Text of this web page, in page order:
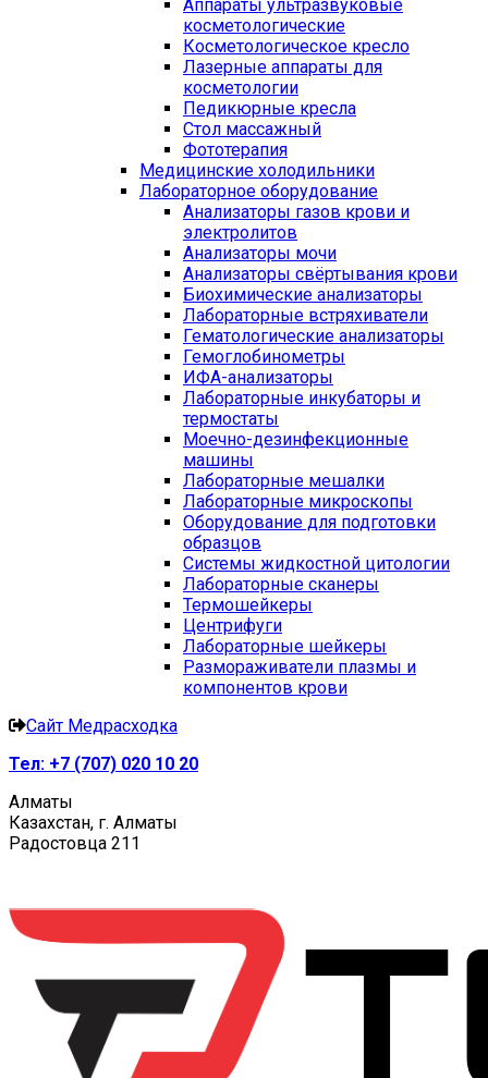
Аппараты ультразвуковые
косметологические
Косметологическое кресло
Лазерные аппараты для
косметологии
Педикюрные кресла
Стол массажный
Фототерапия
Медицинские холодильники
Лабораторное оборудование
Анализаторы газов крови и
электролитов
Анализаторы мочи
Анализаторы свёртывания крови
Биохимические анализаторы
Лабораторные встряхиватели
Гематологические анализаторы
Гемоглобинометры
ИФА-анализаторы
Лабораторные инкубаторы и
термостаты
Моечно-дезинфекционные
машины
Лабораторные мешалки
Лабораторные микроскопы
Оборудование для подготовки
образцов
Системы жидкостной цитологии
Лабораторные сканеры
Термошейкеры
Центрифуги
Лабораторные шейкеры
Размораживатели плазмы и
компонентов крови
Сайт Медрасходка
Тел: +7 (707) 020 10 20
Алматы
Казахстан, г. Алматы
Радостовца 211